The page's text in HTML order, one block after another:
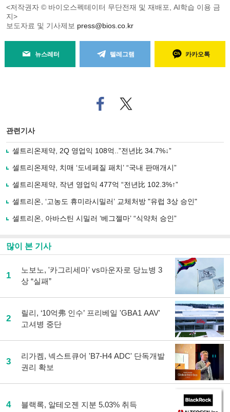
<저작권자 © 바이오스펙테이터 무단전재 및 재배포, AI학습 이용 금
지>
보도자료 및 기사제보 press@bios.co.kr
뉴스레터 텔레그램 카카오톡
페
이
로
사
유
기
트위
터로
관련기사
셀트리온제약, 2Q 영업익 108억..”전년比 34.7%↓”
셀트리온제약, 치매 ‘도네페질 패치’ “국내 판매개시”
셀트리온제약, 작년 영업익 477억 “전년比 102.3%↑”
셀트리온, ‘고농도 휴미라시밀러’ 교체처방 "유럽 3상 승인"
셀트리온, 아바스틴 시밀러 ‘베그젤마’ “식약처 승인”
많이 본 기사
1
노보노, '카그리세마' vs마운자로 당뇨병 3
상 “실패”
2
릴리, ‘10억弗 인수’ 프리베일 'GBA1 AAV'
고셔병 중단
3
리가켐, 넥스트큐어 'B7-H4 ADC' 단독개발
권리 확보
4 블랙록, 알테오젠 지분 5.03% 취득